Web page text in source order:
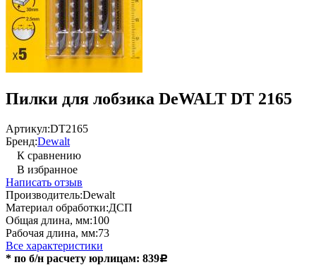
Пилки для лобзика DeWALT DT 2165
Артикул:DT2165
Бренд:Dewalt
К сравнению
В избранное
Написать отзыв
Производитель:Dewalt
Материал обработки:ДСП
Общая длина, мм:100
Рабочая длина, мм:73
Все характеристики
* по б/н расчету юрлицам: 839Р